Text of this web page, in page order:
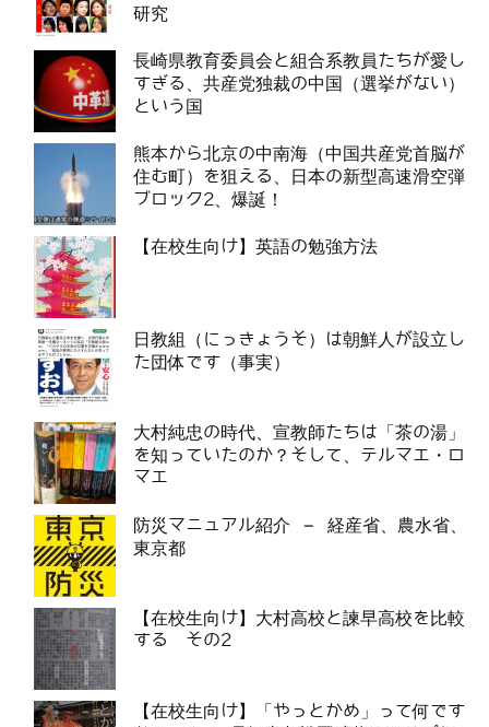
研究
長崎県教育委員会と組合系教員たちが愛し
すぎる、共産党独裁の中国（選挙がない）
という国
熊本から北京の中南海（中国共産党首脳が
住む町）を狙える、日本の新型高速滑空弾
ブロック2、爆誕！
【在校生向け】英語の勉強方法
日教組（にっきょうそ）は朝鮮人が設立し
た団体です（事実）
大村純忠の時代、宣教師たちは「茶の湯」
を知っていたのか？そして、テルマエ・ロ
マエ
防災マニュアル紹介 – 経産省、農水省、
東京都
【在校生向け】大村高校と諫早高校を比較
する その2
【在校生向け】「やっとかめ」って何です